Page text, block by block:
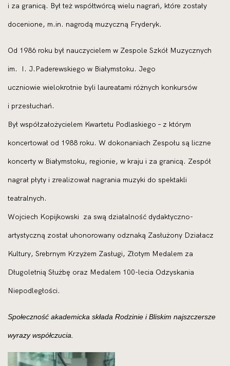
i za granicą. Był też współtwórcą wielu nagrań, które zostały
docenione, m.in. nagrodą muzyczną Fryderyk.
Od 1986 roku był nauczycielem w Zespole Szkół Muzycznych
im. I. J.Paderewskiego w Białymstoku. Jego
uczniowie wielokrotnie byli laureatami różnych konkursów
i przesłuchań.
Był współzałożycielem Kwartetu Podlaskiego – z którym
koncertował od 1988 roku. W dokonaniach Zespołu są liczne
koncerty w Białymstoku, regionie, w kraju i za granicą. Zespół
nagrał płyty i zrealizował nagrania muzyki do spektakli
teatralnych.
Wojciech Kopijkowski za swą działalność dydaktyczno-
artystyczną został uhonorowany odznaką Zasłużony Działacz
Kultury, Srebrnym Krzyżem Zasługi, Złotym Medalem za
Długoletnią Służbę oraz Medalem 100-lecia Odzyskania
Niepodległości.
Społeczność akademicka składa Rodzinie i Bliskim najszczersze
wyrazy współczucia.